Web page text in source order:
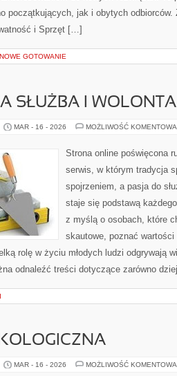
początkujących, jak i obytych odbiorców.
i Sprzęt […]
GOTOWANIE
SŁUŻBA I
MAR - 16 - 2026 MOŻLIWOŚĆ
Strona online poświęcona
serwis, w którym tradycja
spojrzeniem, a pasja do
staje się podstawą
z myślą o osobach, które
skautowe, poznać
rolę w życiu młodych ludzi odgrywają
odnaleźć treści dotyczące zarówno
MAR - 16 - 2026 MOŻLIWOŚĆ